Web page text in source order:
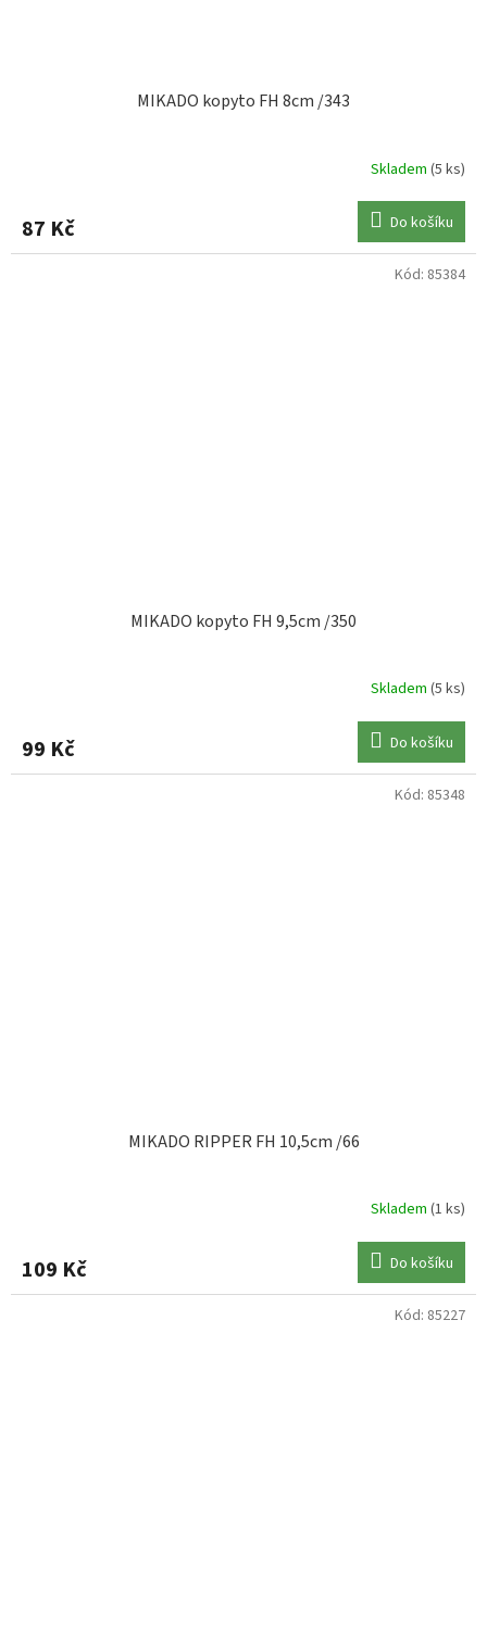
MIKADO kopyto FH 8cm /343
Skladem (5 ks)
87 Kč Do košíku
MIKADO kopyto FH 9,5cm /350
Skladem (5 ks)
99 Kč Do košíku
Kód: 85384
MIKADO RIPPER FH 10,5cm /66
Skladem (1 ks)
109 Kč Do košíku
Kód: 85348
Kód: 85227